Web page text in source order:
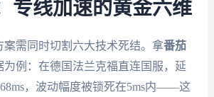
专线加速的黄金六维
案需同时切割六大技术死结。拿番茄
为例：在德国法兰克福直连国服，延
，波动幅度被锁死在5ms内——这